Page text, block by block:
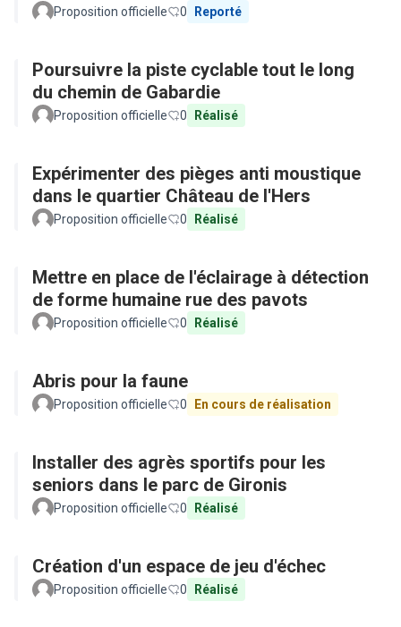
Proposition officielle 0 Reporté
Poursuivre la piste cyclable tout le long
du chemin de Gabardie
Proposition officielle 0 Réalisé
Expérimenter des pièges anti moustique
dans le quartier Château de l'Hers
Proposition officielle 0 Réalisé
Mettre en place de l'éclairage à détection
de forme humaine rue des pavots
Proposition officielle 0 Réalisé
Abris pour la faune
Proposition officielle 0 En cours de réalisation
Installer des agrès sportifs pour les
seniors dans le parc de Gironis
Proposition officielle 0 Réalisé
Création d'un espace de jeu d'échec
Proposition officielle 0 Réalisé